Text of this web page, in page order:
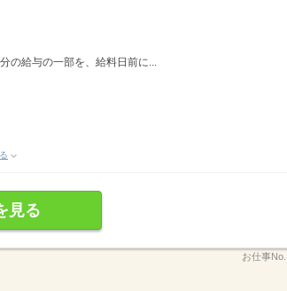
の給与の一部を、給料日前に...
見る
お仕事No.